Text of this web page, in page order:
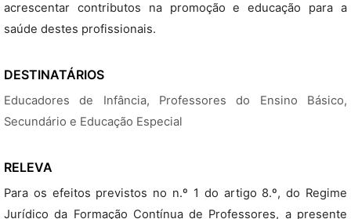
acrescentar contributos na promoção e educação para a
saúde destes profissionais.
DESTINATÁRIOS
Educadores de Infância, Professores do Ensino Básico,
Secundário e Educação Especial
RELEVA
Para os efeitos previstos no n.º 1 do artigo 8.º, do Regime
Jurídico da Formação Contínua de Professores, a presente